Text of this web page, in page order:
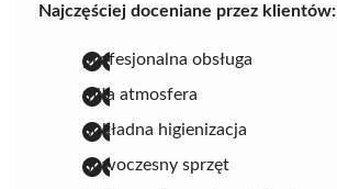
Najczęściej doceniane przez klientów:
profesjonalna obsługa
miła atmosfera
dokładna higienizacja
nowoczesny sprzęt